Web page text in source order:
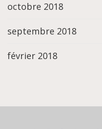
octobre 2018
septembre 2018
février 2018